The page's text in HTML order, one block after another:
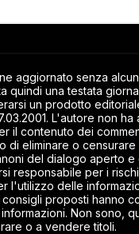
aggiornato senza
quindi una testata
un prodotto
L'autore non ha
il contenuto dei
di eliminare o
del dialogo aperto e
responsabile per i
l'utilizzo delle
proposti hanno
Non sono,
o a vendere titoli.